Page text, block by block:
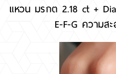
แหวน มรกต 2.18 ct +
E-F-G ความส